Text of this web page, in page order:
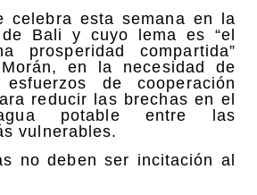
celebra esta semana en la
Bali y cuyo lema es “el
prosperidad compartida”
en la necesidad de
de cooperación
reducir las brechas en el
potable entre las
vulnerables.
no deben ser incitación al